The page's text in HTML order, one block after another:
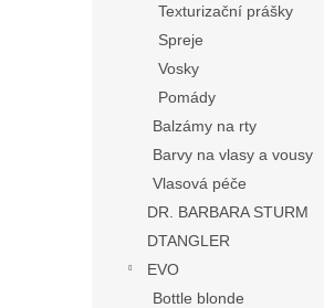
Texturizační prášky
Spreje
Vosky
Pomády
Balzámy na rty
Barvy na vlasy a vousy
Vlasová péče
DR. BARBARA STURM
DTANGLER
EVO
Bottle blonde